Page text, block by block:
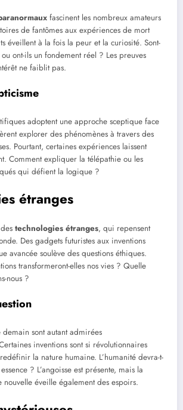
fascinent les nombreux amateurs
de fantômes aux expériences de mort
éveillent à la fois la peur et la curiosité. Sont-
ont-ils un fondement réel ? Les preuves
ne faiblit pas.
adoptent une approche sceptique face
explorer des phénomènes à travers des
Pourtant, certaines expériences laissent
Comment expliquer la télépathie ou les
qui défient la logique ?
étranges
technologies étranges, qui repensent
Des gadgets futuristes aux inventions
avancée soulève des questions éthiques.
transformeront-elles nos vies ? Quelle
nous ?
demain sont autant admirées
inventions sont si révolutionnaires
la nature humaine. L’humanité devra-t-
? L’angoisse est présente, mais la
nouvelle éveille également des espoirs.